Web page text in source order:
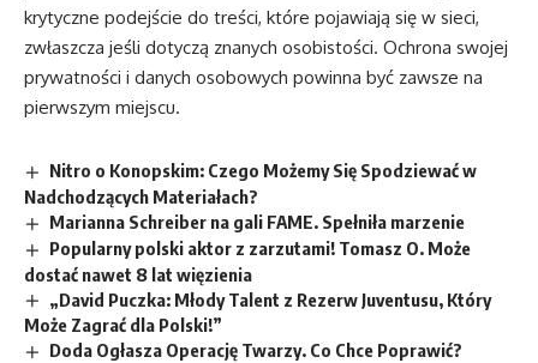
krytyczne podejście do treści, które pojawiają się w sieci,
zwłaszcza jeśli dotyczą znanych osobistości. Ochrona swojej
prywatności i danych osobowych powinna być zawsze na
pierwszym miejscu.
Nitro o Konopskim: Czego Możemy Się Spodziewać w
Nadchodzących Materiałach?
Marianna Schreiber na gali FAME. Spełniła marzenie
Popularny polski aktor z zarzutami! Tomasz O. Może
dostać nawet 8 lat więzienia
„David Puczka: Młody Talent z Rezerw Juventusu, Który
Może Zagrać dla Polski!”
Doda Ogłasza Operację Twarzy. Co Chce Poprawić?